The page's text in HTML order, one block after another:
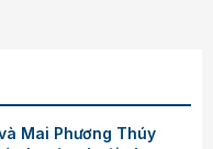
Mai Phương Thúy